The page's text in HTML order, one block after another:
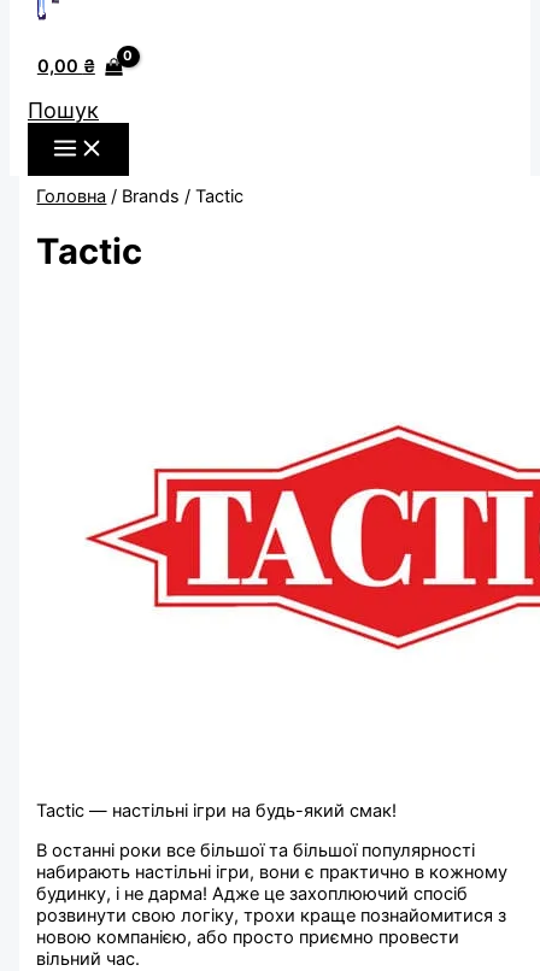
0,00 ₴
Пошук
Головна / Brands / Tactic
Tactic
Tactic — настільні ігри на будь-який смак!
В останні роки все більшої та більшої популярності
набирають настільні ігри, вони є практично в кожному
будинку, і не дарма! Адже це захоплюючий спосіб
розвинути свою логіку, трохи краще познайомитися з
новою компанією, або просто приємно провести
вільний час.